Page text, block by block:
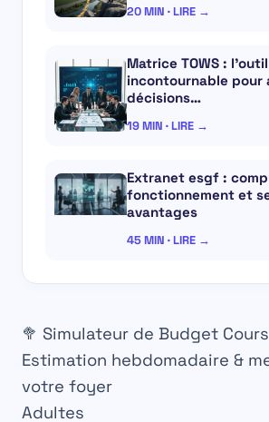
20 MIN · LIRE →
Matrice TOWS :
incontournable pour
décisions…
19 MIN · LIRE →
Extranet esgf :
fonctionnement et
avantages
45 MIN · LIRE →
🥦 Simulateur de Budget
Estimation hebdomadaire &
votre foyer
Adultes